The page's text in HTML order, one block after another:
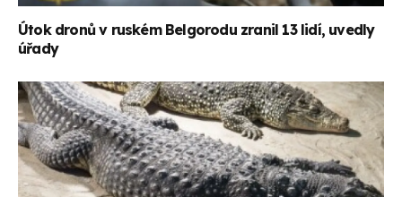
Útok dronů v ruském Belgorodu zranil 13 lidí, uvedly
úřady